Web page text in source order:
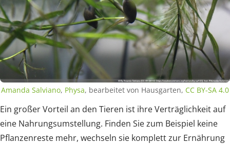
Amanda Salviano, Physa, bearbeitet von Hausgarten, CC BY-SA 4.0
Ein großer Vorteil an den Tieren ist ihre Verträglichkeit auf
eine Nahrungsumstellung. Finden Sie zum Beispiel keine
Pflanzenreste mehr, wechseln sie komplett zur Ernährung